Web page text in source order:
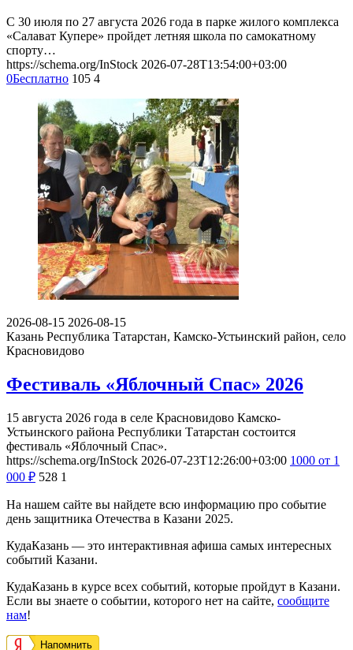
С 30 июля по 27 августа 2026 года в парке жилого комплекса
«Салават Купере» пройдет летняя школа по самокатному
спорту…
https://schema.org/InStock 2026-07-28T13:54:00+03:00
0Бесплатно 105 4
2026-08-15 2026-08-15
Казань Республика Татарстан, Камско-Устьинский район, село
Красновидово
Фестиваль «Яблочный Спас» 2026
15 августа 2026 года в селе Красновидово Камско-
Устьинского района Республики Татарстан состоится
фестиваль «Яблочный Спас».
https://schema.org/InStock 2026-07-23T12:26:00+03:00 1000 от 1
000 ₽ 528 1
На нашем сайте вы найдете всю информацию про событие
день защитника Отечества в Казани 2025.
КудаКазань — это интерактивная афиша самых интересных
событий Казани.
КудаКазань в курсе всех событий, которые пройдут в Казани.
Если вы знаете о событии, которого нет на сайте, сообщите
нам!
Напомнить